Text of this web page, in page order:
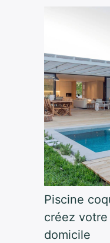
Piscine
créez
domicile